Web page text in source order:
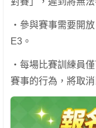
・參與賽事需要開
E3。
・每場比賽訓練員
賽事的行為，將取消